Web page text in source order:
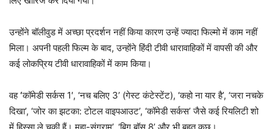
उन्होंने बॉलीवुड में अच्छा प्रदर्शन नहीं किया कारण उन्हें ज्यादा फिल्मो में काम नहीं
मिला। अपनी पहली फिल्म के बाद, उन्होंने हिंदी टीवी धारावाहिकों में वापसी की और
कई लोकप्रिय टीवी धारावाहिकों में काम किया।
वह‘कॉमेडी सर्कस 1′, ‘नच बलिए 3’ (गेस्ट कंटेस्टेंट), ‘कहो ना यार है’, ‘जरा नचके
दिखा’, ‘जोर का झटका: टोटल वाइपआउट’, ‘कॉमेडी सर्कस’ जैसे कई रियलिटी शो